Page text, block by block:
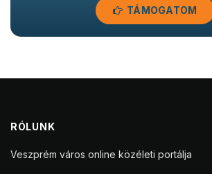
TÁMOGATOM
RÓLUNK
Veszprém város online közéleti portálja